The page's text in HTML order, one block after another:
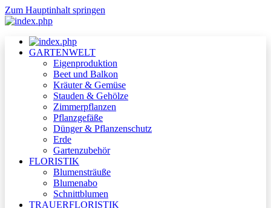
Zum Hauptinhalt springen
GARTENWELT
Eigenproduktion
Beet und Balkon
Kräuter & Gemüse
Stauden & Gehölze
Zimmerpflanzen
Pflanzgefäße
Dünger & Pflanzenschutz
Erde
Gartenzubehör
FLORISTIK
Blumensträuße
Blumenabo
Schnittblumen
TRAUERFLORISTIK